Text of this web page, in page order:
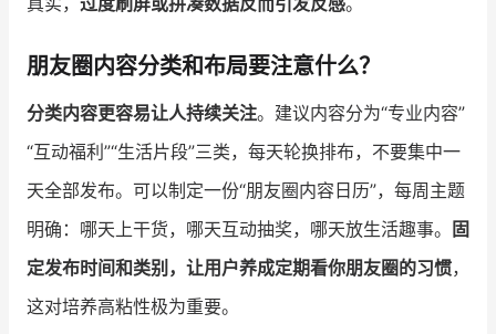
朋友圈内容分类和布局要注意什么？
分类内容更容易让人持续关注。建议内容分为“专业内容”
“互动福利”“生活片段”三类，每天轮换排布，不要集中一
天全部发布。可以制定一份“朋友圈内容日历”，每周主题
明确：哪天上干货，哪天互动抽奖，哪天放生活趣事。 固
定发布时间和类别，让用户养成定期看你朋友圈的习惯，
这对培养高粘性极为重要。